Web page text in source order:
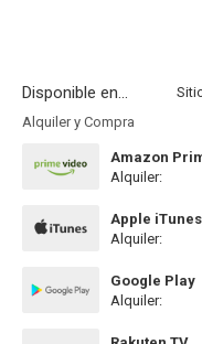
Disponible en...
Alquiler y Compra
Amazon
Alquiler:
Apple iTunes
Alquiler:
Google Play
Alquiler: